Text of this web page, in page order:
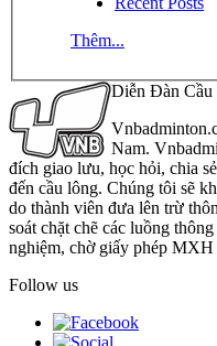
Thêm...
Diễn Đàn Cầu
Nam.
đích giao lưu, học hỏi, chia
đến cầu lông. Chúng tôi sẽ
do thành viên đưa lên trừ
soát chặt chẽ các luồng
nghiệm, chờ giấy phép
Follow us